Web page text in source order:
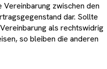
zwischen den
dar. Sollte
als rechtswidrig
so bleiben die anderen